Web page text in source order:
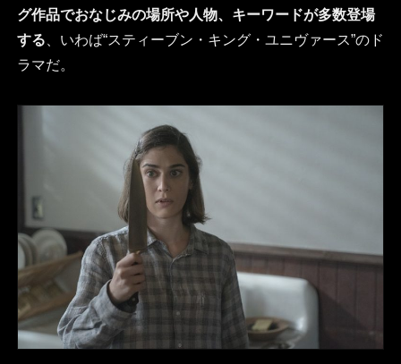
グ作品でおなじみの場所や人物、キーワードが多数登場
する 、いわば“スティーブン・キング・ユニヴァース”のド
ラマだ。